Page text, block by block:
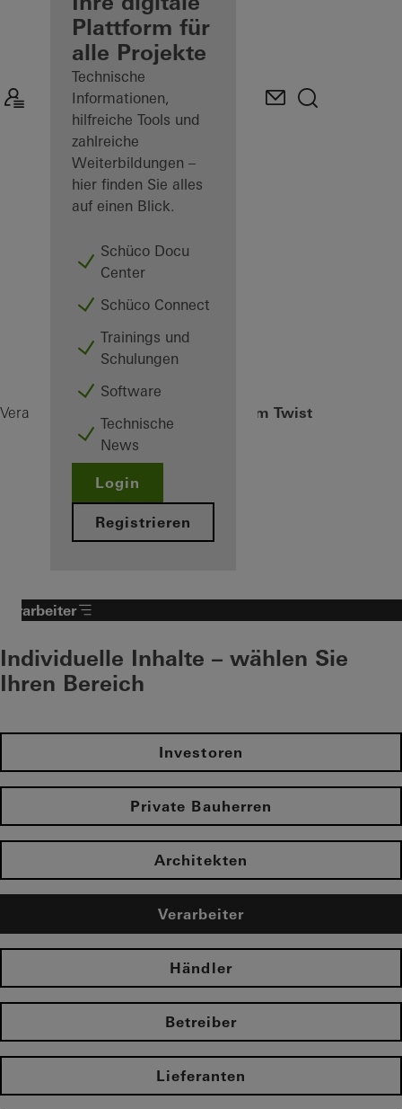
Mein
Arbeitsplatz
kennenlernen
Plattform für
alle Projekte
Technische
Informationen,
hilfreiche Tools und
zahlreiche
Weiterbildungen –
hier finden Sie alles
auf einen Blick.
Schüco Docu
Center
Schüco Connect
Trainings und
Schulungen
Software
Technische
News
Login
Registrieren
Verarbeiter VentoTherm Twist
Verarbeiter
Individuelle Inhalte – wählen Sie
Ihren Bereich
Investoren
Private Bauherren
Architekten
Verarbeiter
Händler
Betreiber
Lieferanten